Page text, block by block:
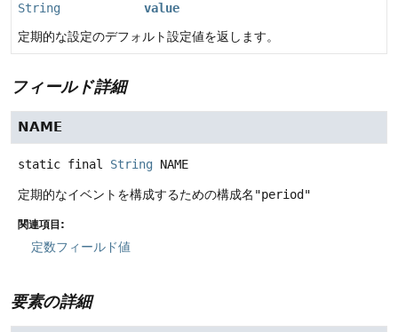
String
value
定期的な設定のデフォルト設定値を返します。
フィールド詳細
NAME
static final String NAME
定期的なイベントを構成するための構成名 "period"
関連項目:
定数フィールド値
要素の詳細